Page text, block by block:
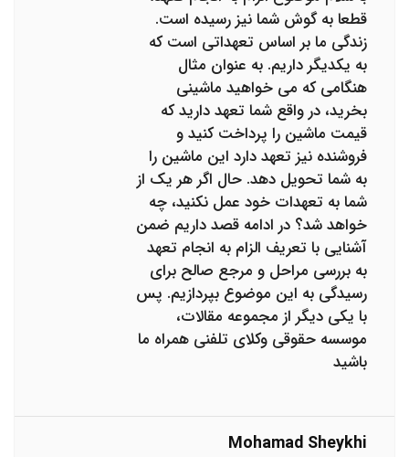
قطعا به گوش شما نیز رسیده است.
زندگی ما بر اساس تعهداتی است که
به یکدیگر داریم. به عنوان مثال
هنگامی که می خواهید ماشینی
بخرید، در واقع شما تعهد دارید که
قیمت ماشین را پرداخت کنید و
فروشنده نیز تعهد دارد این ماشین را
به شما تحویل دهد. حال اگر هر یک از
شما به تعهدات خود عمل نکنید، چه
خواهد شد؟ در ادامه قصد داریم ضمن
آشنایی با تعریف الزام به انجام تعهد
به بررسی مراحل و مرجع صالح برای
رسیدگی به این موضوع بپردازیم. پس
با یکی دیگر از مجموعه مقالات،
موسسه حقوقی وکلای تلفنی همراه ما
باشید
Mohamad Sheykhi